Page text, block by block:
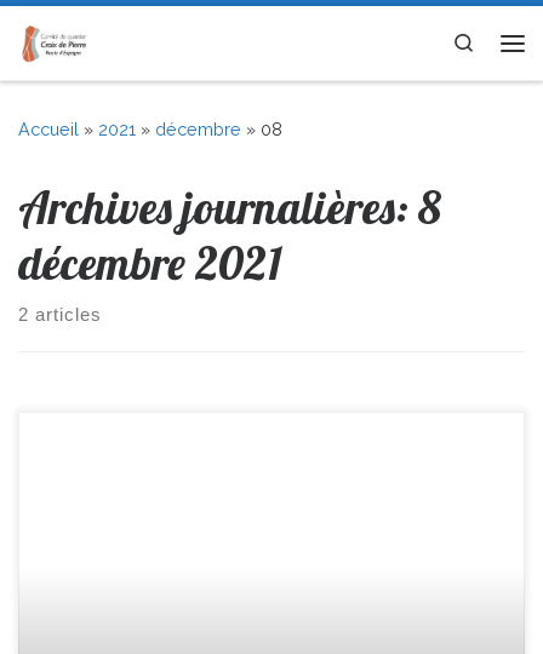
Skip to content
Search
Accueil » 2021 » décembre » 08
Archives journalières:8
décembre 2021
2 articles